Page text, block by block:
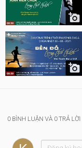


0 BÌNH LUẬN VÀ 0 TRẢ LỜI